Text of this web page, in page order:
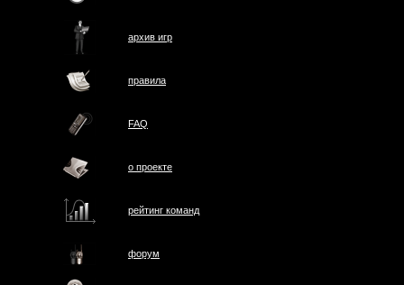
архив игр
правила
FAQ
о проектe
рейтинг команд
форум